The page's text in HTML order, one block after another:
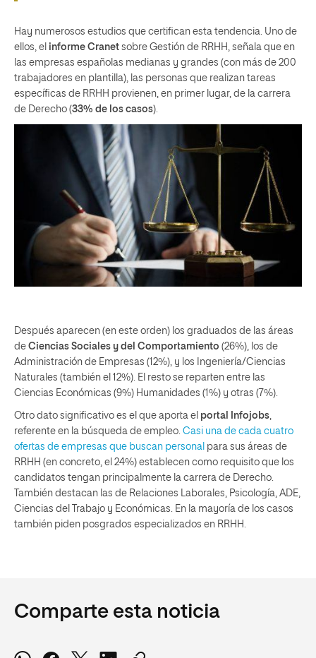
Hay numerosos estudios que certifican esta tendencia. Uno de
ellos, el informe Cranet sobre Gestión de RRHH, señala que en
las empresas españolas medianas y grandes (con más de 200
trabajadores en plantilla), las personas que realizan tareas
específicas de RRHH provienen, en primer lugar, de la carrera
de Derecho (33% de los casos).
Después aparecen (en este orden) los graduados de las áreas
de Ciencias Sociales y del Comportamiento (26%), los de
Administración de Empresas (12%), y los Ingeniería/Ciencias
Naturales (también el 12%). El resto se reparten entre las
Ciencias Económicas (9%) Humanidades (1%) y otras (7%).
Otro dato significativo es el que aporta el portal Infojobs,
referente en la búsqueda de empleo. Casi una de cada cuatro
ofertas de empresas que buscan personal para sus áreas de
RRHH (en concreto, el 24%) establecen como requisito que los
candidatos tengan principalmente la carrera de Derecho.
También destacan las de Relaciones Laborales, Psicología, ADE,
Ciencias del Trabajo y Económicas. En la mayoría de los casos
también piden posgrados especializados en RRHH.
Comparte esta noticia